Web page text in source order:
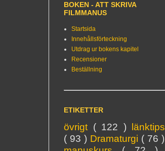
BOKEN - ATT SKRIVA
FILMMANUS
Startsida
Innehållsförteckning
Utdrag ur bokens kapitel
Recensioner
Beställning
ETIKETTER
övrigt ( 122 ) länktips
( 93 ) Dramaturgi ( 76 )